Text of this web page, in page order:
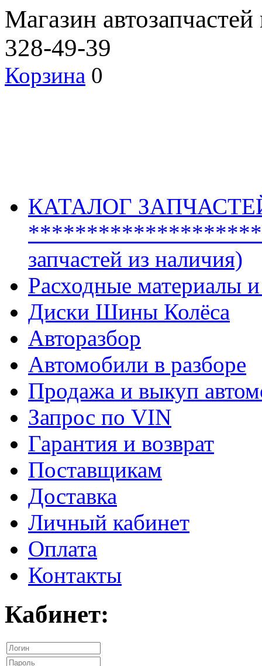
Магазин
328-49-39
Корзина 0
КАТАЛОГ
запчастей из наличия)
Расходные материалы
Диски Шины Колёса
Авторазбор
Автомобили в разборе
Продажа и выкуп
Запрос по VIN
Гарантия и возврат
Поставщикам
Доставка
Личный кабинет
Оплата
Контакты
Кабинет: